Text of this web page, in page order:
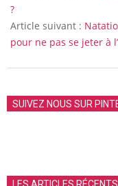
26
?
Article suivant :
pour ne pas se jeter à
SUIVEZ NOUS SUR
LES ARTICLES RÉCENTS